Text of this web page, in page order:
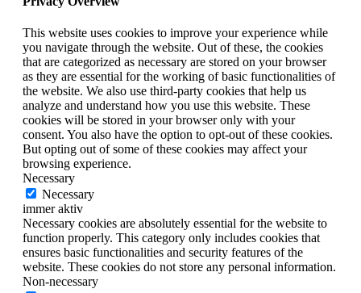
This website uses cookies to improve your experience while
you navigate through the website. Out of these, the cookies
that are categorized as necessary are stored on your browser
as they are essential for the working of basic functionalities of
the website. We also use third-party cookies that help us
analyze and understand how you use this website. These
cookies will be stored in your browser only with your
consent. You also have the option to opt-out of these cookies.
But opting out of some of these cookies may affect your
browsing experience.
Necessary
Necessary
immer aktiv
Necessary cookies are absolutely essential for the website to
function properly. This category only includes cookies that
ensures basic functionalities and security features of the
website. These cookies do not store any personal information.
Non-necessary